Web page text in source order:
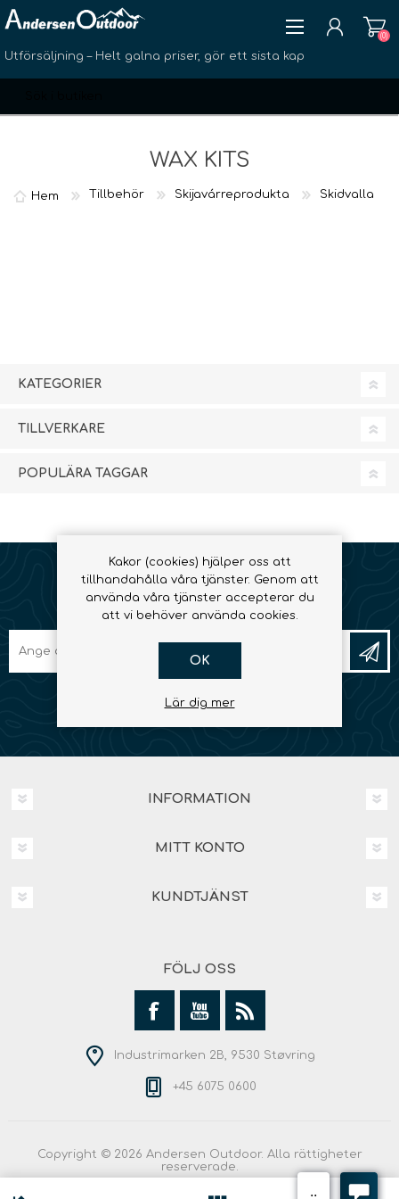
Utförsäljning – Helt galna priser, gör ett sista kap
(0)
WAX KITS
Hem Tillbehör Skijavárreprodukta Skidvalla
KATEGORIER
TILLVERKARE
POPULÄRA TAGGAR
NYHETSBREV
INFORMATION
MITT KONTO
KUNDTJÄNST
FÖLJ OSS
Industrimarken 2B, 9530 Støvring
+45 6075 0600
Copyright © 2026 Andersen Outdoor. Alla rättigheter
reserverade.
Kakor (cookies) hjälper oss att
tillhandahålla våra tjänster. Genom att
använda våra tjänster accepterar du
att vi behöver använda cookies.
OK
Lär dig mer